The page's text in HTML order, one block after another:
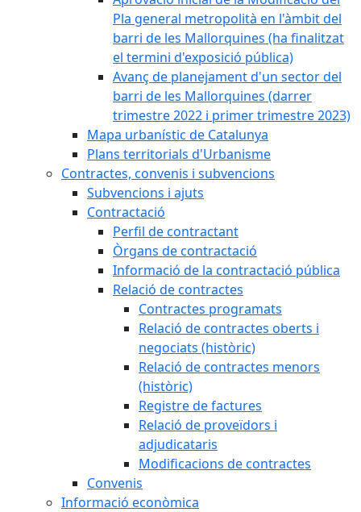
Pla general metropolità en l'àmbit del
barri de les Mallorquines (ha finalitzat
el termini d'exposició pública)
Avanç de planejament d'un sector del
barri de les Mallorquines (darrer
trimestre 2022 i primer trimestre 2023)
Mapa urbanístic de Catalunya
Plans territorials d'Urbanisme
Contractes, convenis i subvencions
Subvencions i ajuts
Contractació
Perfil de contractant
Òrgans de contractació
Informació de la contractació pública
Relació de contractes
Contractes programats
Relació de contractes oberts i
negociats (històric)
Relació de contractes menors
(històric)
Registre de factures
Relació de proveïdors i
adjudicataris
Modificacions de contractes
Convenis
Informació econòmica